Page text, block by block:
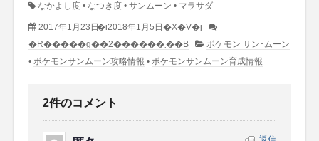
なかよし度 • なつき度 • サンムーン • マラサダ
2017年1月23日�i2018年1月5日�X�V�j
�R�����g��2������܂��B
ポケモン サン･ムーン
• ポケモンサンムーン攻略情報 • ポケモンサンムーン育成情報
2件のコメント